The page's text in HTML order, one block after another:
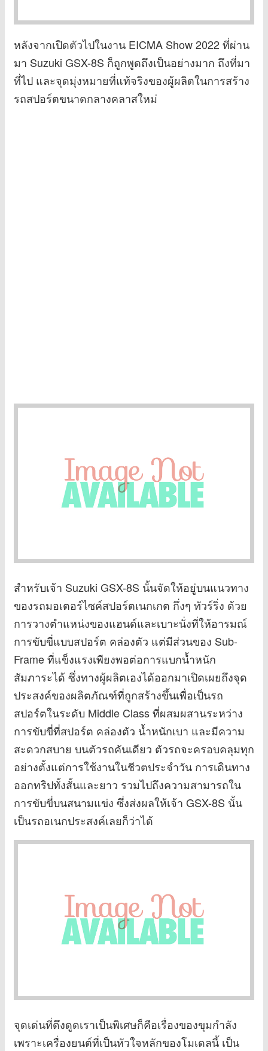
หลังจากเปิดตัวไปในงาน EICMA Show 2022 ที่ผ่าน
มา Suzuki GSX-8S ก็ถูกพูดถึงเป็นอย่างมาก ถึงที่มา
ที่ไป และจุดมุ่งหมายที่แท้จริงของผู้ผลิตในการสร้าง
รถสปอร์ตขนาดกลางคลาสใหม่
สำหรับเจ้า Suzuki GSX-8S นั้นจัดให้อยู่บนแนวทาง
ของรถมอเตอร์ไซค์สปอร์ตเนกเกต กึ่งๆ ทัวร์ริ่ง ด้วย
การวางตำแหน่งของแฮนด์และเบาะนั่งที่ให้อารมณ์
การขับขี่แบบสปอร์ต คล่องตัว แต่มีส่วนของ Sub-
Frame ที่แข็งแรงเพียงพอต่อการแบกน้ำหนัก
สัมภาระได้ ซึ่งทางผู้ผลิตเองได้ออกมาเปิดเผยถึงจุด
ประสงค์ของผลิตภัณฑ์ที่ถูกสร้างขึ้นเพื่อเป็นรถ
สปอร์ตในระดับ Middle Class ที่ผสมผสานระหว่าง
การขับขี่ที่สปอร์ต คล่องตัว น้ำหนักเบา และมีความ
สะดวกสบาย บนตัวรถคันเดียว ตัวรถจะครอบคลุมทุก
อย่างตั้งแต่การใช้งานในชีวตประจำวัน การเดินทาง
ออกทริปทั้งสั้นและยาว รวมไปถึงความสามารถใน
การขับขี่บนสนามแข่ง ซึ่งส่งผลให้เจ้า GSX-8S นั้น
เป็นรถอเนกประสงค์เลยก็ว่าได้
จุดเด่นที่ดึงดูดเราเป็นพิเศษก็คือเรื่องของขุมกำลัง
เพราะเครื่องยนต์ที่เป็นหัวใจหลักของโมเดลนี้ เป็น